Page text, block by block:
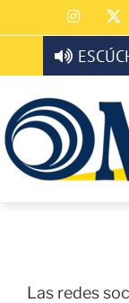
al
contenido
Instagram
Las redes